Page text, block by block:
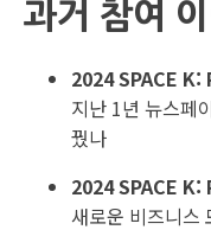
과거 참여
2024 SPACE
지난 1년 뉴스페
꿨나
2024 SPACE
새로운 비즈니스